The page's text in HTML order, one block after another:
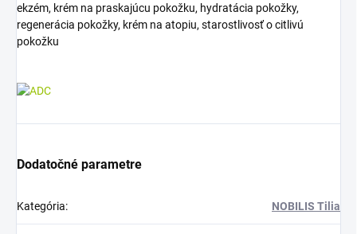
ekzém, krém na praskajúcu pokožku, hydratácia pokožky,
regenerácia pokožky, krém na atopiu, starostlivosť o citlivú
pokožku
Dodatočné parametre
Kategória: NOBILIS Tilia